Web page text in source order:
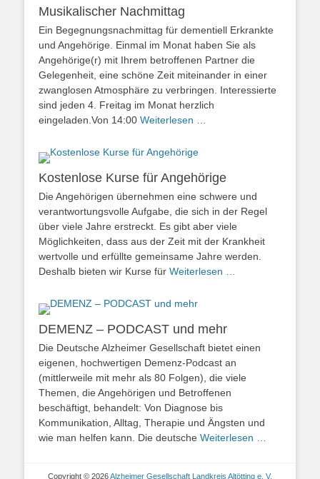
Musikalischer Nachmittag
Ein Begegnungsnachmittag für dementiell Erkrankte
und Angehörige. Einmal im Monat haben Sie als
Angehörige(r) mit Ihrem betroffenen Partner die
Gelegenheit, eine schöne Zeit miteinander in einer
zwanglosen Atmosphäre zu verbringen. Interessierte
sind jeden 4. Freitag im Monat herzlich
eingeladen.Von 14:00 Weiterlesen …
Kostenlose Kurse für Angehörige
Die Angehörigen übernehmen eine schwere und
verantwortungsvolle Aufgabe, die sich in der Regel
über viele Jahre erstreckt. Es gibt aber viele
Möglichkeiten, dass aus der Zeit mit der Krankheit
wertvolle und erfüllte gemeinsame Jahre werden.
Deshalb bieten wir Kurse für Weiterlesen …
DEMENZ – PODCAST und mehr
Die Deutsche Alzheimer Gesellschaft bietet einen
eigenen, hochwertigen Demenz-Podcast an
(mittlerweile mit mehr als 80 Folgen), die viele
Themen, die Angehörigen und Betroffenen
beschäftigt, behandelt: Von Diagnose bis
Kommunikation, Alltag, Therapie und Ängsten und
wie man helfen kann. Die deutsche Weiterlesen …
Copyright © 2026Alzheimer Gesellschaft Landkreis Altötting e. V.